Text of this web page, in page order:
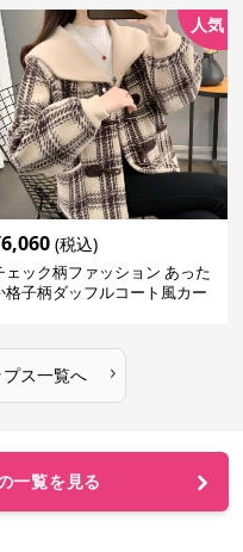
人気
6,060 (税込)
ェック柄ファッション あった
格子柄ダッフルコート風カー
ス一覧へ ›
一覧を見る